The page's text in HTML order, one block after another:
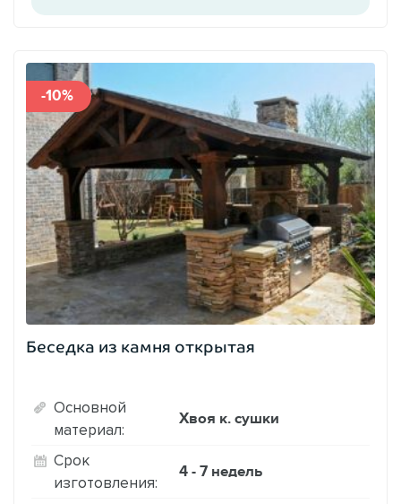
-10%
Беседка из камня открытая
Основной
материал:
Хвоя к. сушки
Срок
изготовления:
4 - 7 недель